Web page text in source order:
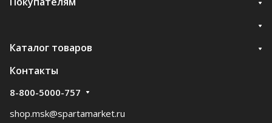
Каталог товаров
Контакты
8-800-5000-757
shop.msk@spartamarket.ru